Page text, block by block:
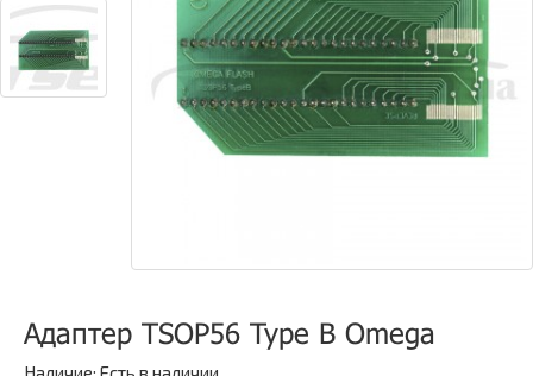
Адаптер TSOP56 Type B Omega